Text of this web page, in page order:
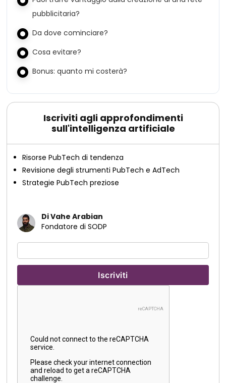
pubblicitaria?
Da dove cominciare?
Cosa evitare?
Bonus: quanto mi costerà?
Iscriviti agli approfondimenti
sull'intelligenza artificiale
Risorse PubTech di tendenza
Revisione degli strumenti PubTech e AdTech
Strategie PubTech preziose
Di Vahe Arabian
Fondatore di SODP